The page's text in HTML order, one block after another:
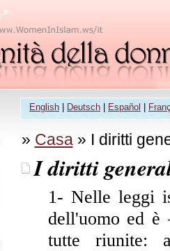
English|Deutsch|Español|
» Casa» I diritti
I diritti
1- Nelle leggi
dell'uomo ed è
tutte riunite: